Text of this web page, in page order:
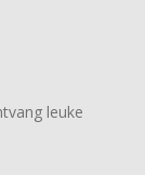
leuke